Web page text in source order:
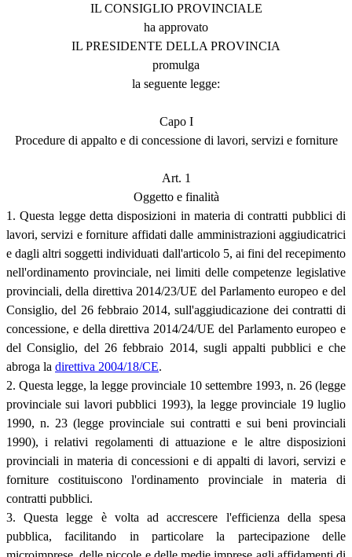
IL CONSIGLIO PROVINCIALE
ha approvato
IL PRESIDENTE DELLA PROVINCIA
promulga
la seguente legge:
Capo I
Procedure di appalto e di concessione di lavori, servizi e forniture
Art. 1
Oggetto e finalità
1. Questa legge detta disposizioni in materia di contratti pubblici di
lavori, servizi e forniture affidati dalle amministrazioni aggiudicatrici
e dagli altri soggetti individuati dall'articolo 5, ai fini del recepimento
nell'ordinamento provinciale, nei limiti delle competenze legislative
provinciali, della direttiva 2014/23/UE del Parlamento europeo e del
Consiglio, del 26 febbraio 2014, sull'aggiudicazione dei contratti di
concessione, e della direttiva 2014/24/UE del Parlamento europeo e
del Consiglio, del 26 febbraio 2014, sugli appalti pubblici e che
abroga la direttiva 2004/18/CE.
2. Questa legge, la legge provinciale 10 settembre 1993, n. 26 (legge
provinciale sui lavori pubblici 1993), la legge provinciale 19 luglio
1990, n. 23 (legge provinciale sui contratti e sui beni provinciali
1990), i relativi regolamenti di attuazione e le altre disposizioni
provinciali in materia di concessioni e di appalti di lavori, servizi e
forniture costituiscono l'ordinamento provinciale in materia di
contratti pubblici.
3. Questa legge è volta ad accrescere l'efficienza della spesa
pubblica, facilitando in particolare la partecipazione delle